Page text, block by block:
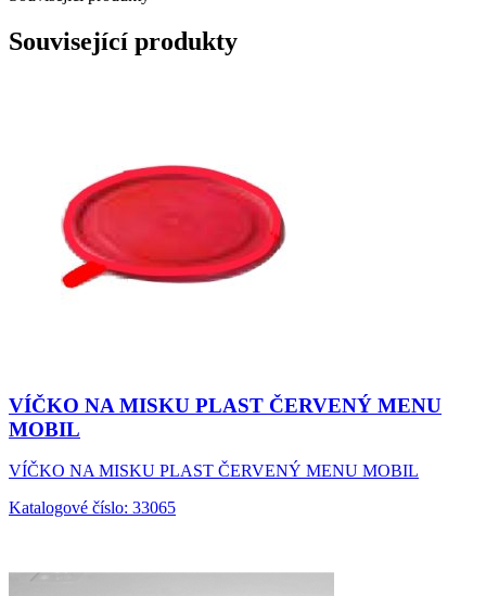
Související produkty
VÍČKO NA MISKU PLAST ČERVENÝ MENU
MOBIL
VÍČKO NA MISKU PLAST ČERVENÝ MENU MOBIL
Katalogové číslo: 33065